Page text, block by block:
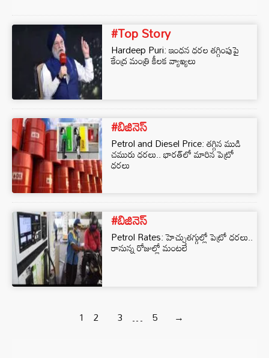
#Top Story
Hardeep Puri: ఇంధన ధరల తగ్గింపుపై
కేంద్ర మంత్రి కీలక వ్యాఖ్యలు
#బిజినెస్‌
Petrol and Diesel Price: తగ్గిన ముడి
చమురు ధరలు.. భారత్‌లో మారిన పెట్రో
ధరలు
#బిజినెస్‌
Petrol Rates: హెచ్చుతగ్గుల్లో పెట్రో ధరలు..
రానున్న రోజుల్లో మంటలే
1 2 3 … 5 →